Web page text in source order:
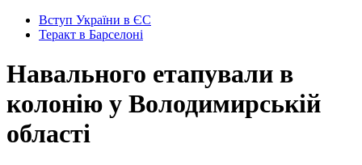
Вступ України в ЄС
Теракт в Барселоні
Навального етапували в
колонію у Володимирській
області